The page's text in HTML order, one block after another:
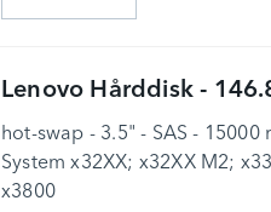
Lenovo Hårddisk -
hot-swap - 3.5" - SAS -
System x32XX; x32XX M2;
x3800